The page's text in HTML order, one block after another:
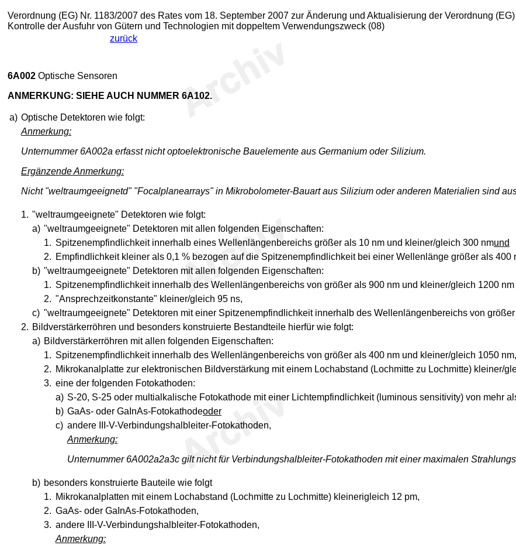
Verordnung (EG) Nr. 1183/2007 des Rates vom 18. September 2007 zur Änderung und Aktualisierung der Verordnung
Kontrolle der Ausfuhr von Gütern und Technologien mit doppeltem Verwendungszweck (08)
zurück
6A002 Optische Sensoren
ANMERKUNG: SIEHE AUCH NUMMER 6A102.
a) Optische Detektoren wie folgt:
Anmerkung:
Unternummer 6A002a erfasst nicht optoelektronische Bauelemente aus Germanium oder Silizium.
Ergänzende Anmerkung:
Nicht "weltraumgeeignetd" "Focalplanearrays" in Mikrobolometer-Bauart aus Silizium oder anderen Materialien sind
1. "weltraumgeeignete" Detektoren wie folgt:
a) "weltraumgeeignete" Detektoren mit allen folgenden Eigenschaften:
1. Spitzenempfindlichkeit innerhalb eines Wellenlängenbereichs größer als 10 nm und kleiner/gleich 300 nmund
2. Empfindlichkeit kleiner als 0,1 % bezogen auf die Spitzenempfindlichkeit bei einer Wellenlänge größer als 400
b) "weltraumgeeignete" Detektoren mit allen folgenden Eigenschaften:
1. Spitzenempfindlichkeit innerhalb des Wellenlängenbereichs von größer als 900 nm und kleiner/gleich 1200 nm
2. "Ansprechzeitkonstante" kleiner/gleich 95 ns,
c) "weltraumgeeignete" Detektoren mit einer Spitzenempfindlichkeit innerhalb des Wellenlängenbereichs von
2. Bildverstärkerröhren und besonders konstruierte Bestandteile hierfür wie folgt:
a) Bildverstärkerröhren mit allen folgenden Eigenschaften:
1. Spitzenempfindlichkeit innerhalb des Wellenlängenbereichs von größer als 400 nm und kleiner/gleich 1050 nm,
2. Mikrokanalplatte zur elektronischen Bildverstärkung mit einem Lochabstand (Lochmitte zu Lochmitte) kleiner/
3. eine der folgenden Fotokathoden:
a) S-20, S-25 oder multialkalische Fotokathode mit einer Lichtempfindlichkeit (luminous sensitivity) von mehr
b) GaAs- oder GaInAs-Fotokathodeoder
c) andere III-V-Verbindungshalbleiter-Fotokathoden,
Anmerkung:
Unternummer 6A002a2a3c gilt nicht für Verbindungshalbleiter-Fotokathoden mit einer maximalen
b) besonders konstruierte Bauteile wie folgt
1. Mikrokanalplatten mit einem Lochabstand (Lochmitte zu Lochmitte) kleinerigleich 12 pm,
2. GaAs- oder GaInAs-Fotokathoden,
3. andere III-V-Verbindungshalbleiter-Fotokathoden,
Anmerkung: